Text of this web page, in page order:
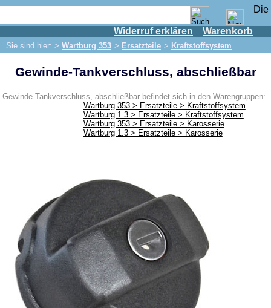
Widerruf erklären Warenkorb
Sie sind hier: > Wartburg 353 > Ersatzteile > Kraftstoffsystem
IFA Motor
IFA-Fahrzeuge
Trabant 1.1
Wartburg 353
Bremsen
Elektrik
Beleuchtung
Kraftstoffsystem
Motor
Kolben
Kühlsystem
Gewinde-Tankverschluss, abschließbar
Gewinde-Tankverschluss, abschließbar befindet sich in den Warengruppen:
Wartburg 353 > Ersatzteile > Kraftstoffsystem
Wartburg 1.3 > Ersatzteile > Kraftstoffsystem
Wartburg 353 > Ersatzteile > Karosserie
Wartburg 1.3 > Ersatzteile > Karosserie